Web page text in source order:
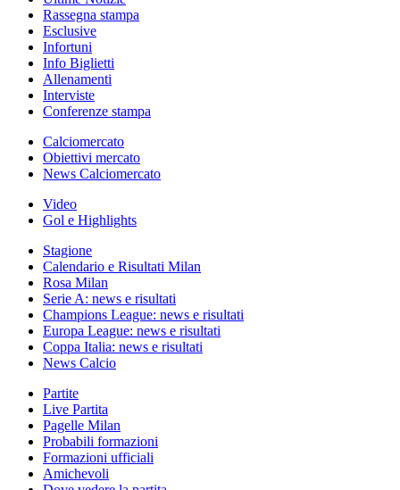
Rassegna stampa
Esclusive
Infortuni
Info Biglietti
Allenamenti
Interviste
Conferenze stampa
Calciomercato
Obiettivi mercato
News Calciomercato
Video
Gol e Highlights
Stagione
Calendario e Risultati Milan
Rosa Milan
Serie A: news e risultati
Champions League: news e risultati
Europa League: news e risultati
Coppa Italia: news e risultati
News Calcio
Partite
Live Partita
Pagelle Milan
Probabili formazioni
Formazioni ufficiali
Amichevoli